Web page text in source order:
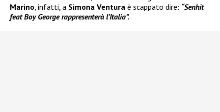
Marino , infatti, a Simona Ventura è scappato dire: “Senhit
feat Boy George rappresenterà l’Italia”.